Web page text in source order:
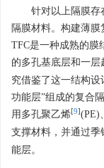
针对以上隔膜存
隔膜材料。构建薄膜
TFC是一种成熟的膜
的多孔基底层和一
究借鉴了这一结构设
功能层”组成的复合
用多孔聚乙烯[9](PE)
支撑材料，并通过季
能层。